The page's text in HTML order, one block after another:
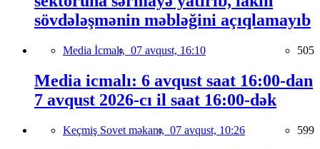
sövdələşmənin məbləğini açıqlamayıb
Media İcmalı, 07 avqust, 16:10 505
Media icmalı: 6 avqust saat 16:00-dan
7 avqust 2026-cı il saat 16:00-dək
Keçmiş Sovet məkanı, 07 avqust, 10:26 599